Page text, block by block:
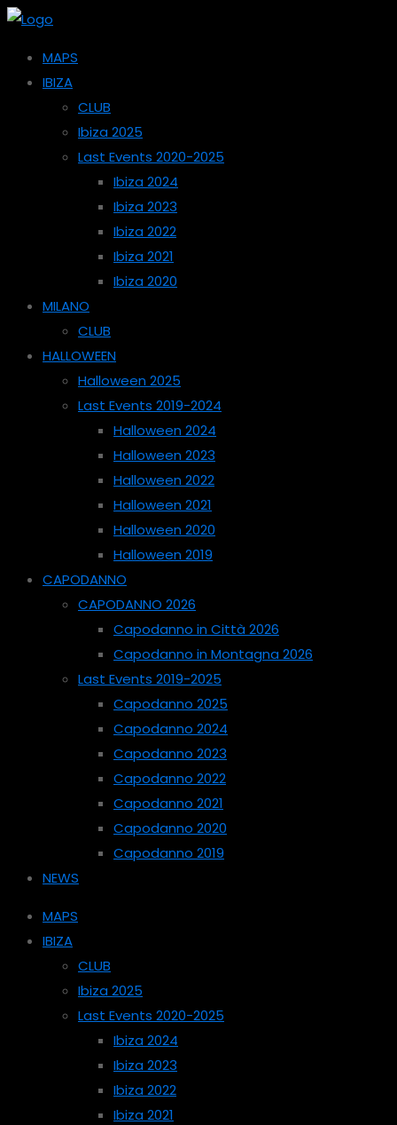
MAPS
IBIZA
CLUB
Ibiza 2025
Last Events 2020-2025
Ibiza 2024
Ibiza 2023
Ibiza 2022
Ibiza 2021
Ibiza 2020
MILANO
CLUB
HALLOWEEN
Halloween 2025
Last Events 2019-2024
Halloween 2024
Halloween 2023
Halloween 2022
Halloween 2021
Halloween 2020
Halloween 2019
CAPODANNO
CAPODANNO 2026
Capodanno in Città 2026
Capodanno in Montagna 2026
Last Events 2019-2025
Capodanno 2025
Capodanno 2024
Capodanno 2023
Capodanno 2022
Capodanno 2021
Capodanno 2020
Capodanno 2019
NEWS
MAPS
IBIZA
CLUB
Ibiza 2025
Last Events 2020-2025
Ibiza 2024
Ibiza 2023
Ibiza 2022
Ibiza 2021